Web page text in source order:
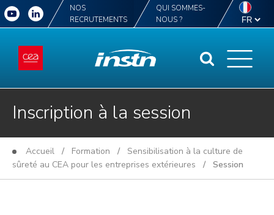
NOS
RECRUTEMENTS
QUI SOMMES-
NOUS ?
Inscription à la session
Accueil / Formation / Sensibilisation à la culture de
sûreté au CEA pour les entreprises extérieures / Session